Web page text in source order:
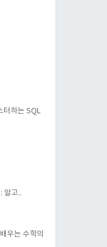
터하는 SQL
알고..
우는 수학의